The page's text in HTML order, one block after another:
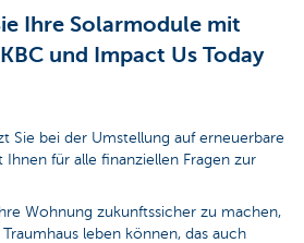
Ihre Solarmodule mit
und Impact Us Today
Sie bei der Umstellung auf erneuerbare
Ihnen für alle finanziellen Fragen zur
Wohnung zukunftssicher zu machen,
leben können, das auch